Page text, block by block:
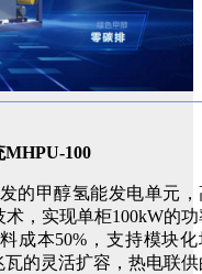
100
的甲醇氢能发电单元，
，实现单柜100kW的功
成本50%，支持模块化
的灵活扩容，热电联供